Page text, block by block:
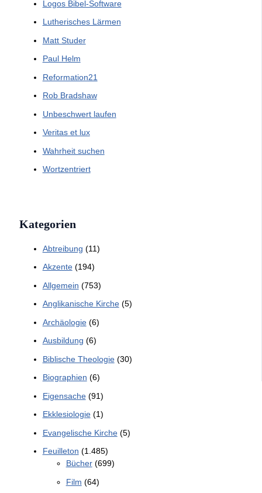
Logos Bibel-Software
Lutherisches Lärmen
Matt Studer
Paul Helm
Reformation21
Rob Bradshaw
Unbeschwert laufen
Veritas et lux
Wahrheit suchen
Wortzentriert
Kategorien
Abtreibung (11)
Akzente(194)
Allgemein (753)
Anglikanische Kirche(5)
Archäologie(6)
Ausbildung (6)
Biblische Theologie(30)
Biographien (6)
Eigensache(91)
Ekklesiologie(1)
Evangelische Kirche(5)
Feuilleton (1.485)
Bücher(699)
Film (64)